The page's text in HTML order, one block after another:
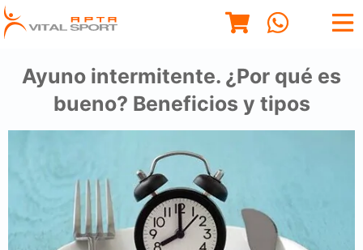
Ayuno intermitente. ¿Por qué es
bueno? Beneficios y tipos